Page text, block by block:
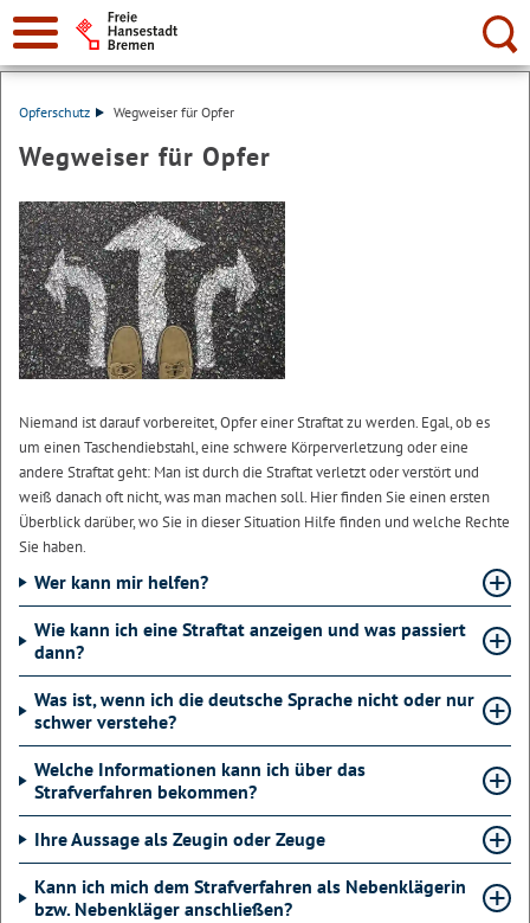
Suche:
Opferschutz Wegweiser für Opfer
Wegweiser für Opfer
Niemand ist darauf vorbereitet, Opfer einer Straftat zu werden. Egal, ob es
um einen Taschendiebstahl, eine schwere Körperverletzung oder eine
andere Straftat geht: Man ist durch die Straftat verletzt oder verstört und
weiß danach oft nicht, was man machen soll. Hier finden Sie einen ersten
Überblick darüber, wo Sie in dieser Situation Hilfe finden und welche Rechte
Sie haben.
Wer kann mir helfen?
Wie kann ich eine Straftat anzeigen und was passiert
dann?
Was ist, wenn ich die deutsche Sprache nicht oder nur
schwer verstehe?
Welche Informationen kann ich über das
Strafverfahren bekommen?
Ihre Aussage als Zeugin oder Zeuge
Kann ich mich dem Strafverfahren als Nebenklägerin
bzw. Nebenkläger anschließen?